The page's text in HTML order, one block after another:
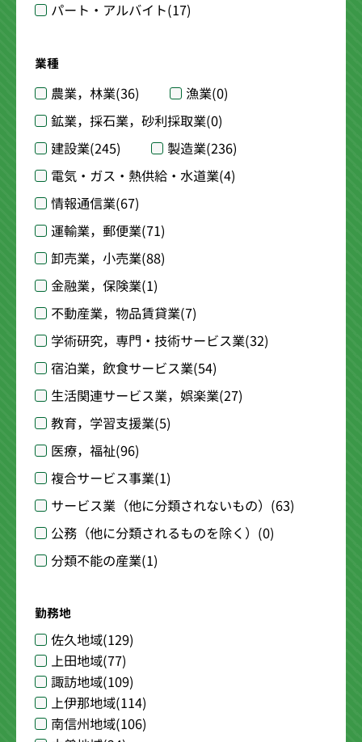
パート・アルバイト(17)
業種
農業，林業(36) 漁業(0)
鉱業，採石業，砂利採取業(0)
建設業(245) 製造業(236)
電気・ガス・熱供給・水道業(4)
情報通信業(67)
運輸業，郵便業(71)
卸売業，小売業(88)
金融業，保険業(1)
不動産業，物品賃貸業(7)
学術研究，専門・技術サービス業(32)
宿泊業，飲食サービス業(54)
生活関連サービス業，娯楽業(27)
教育，学習支援業(5)
医療，福祉(96)
複合サービス事業(1)
サービス業（他に分類されないもの） (63)
公務（他に分類されるものを除く） (0)
分類不能の産業(1)
勤務地
佐久地域(129)
上田地域(77)
諏訪地域(109)
上伊那地域(114)
南信州地域(106)